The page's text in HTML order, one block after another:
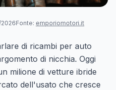
Fonte: emporiomotori.it
di ricambi per auto
di nicchia. Oggi
milione di vetture ibride
dell'usato che cresce